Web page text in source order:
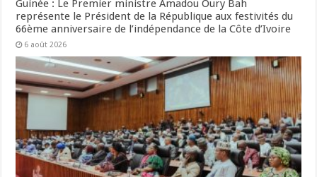
Guinée : Le Premier ministre Amadou Oury Bah
représente le Président de la République aux festivités du
66ème anniversaire de l’indépendance de la Côte d’Ivoire
6 août 2026